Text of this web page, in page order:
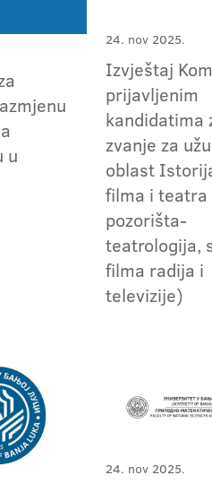
u
24. nov 2025.
Izvještaj
prijavljenim
kandidatima
zvanje za
oblast
filma i
pozorišta-
teatrologija,
filma radija i
televizije)
24. nov 2025.